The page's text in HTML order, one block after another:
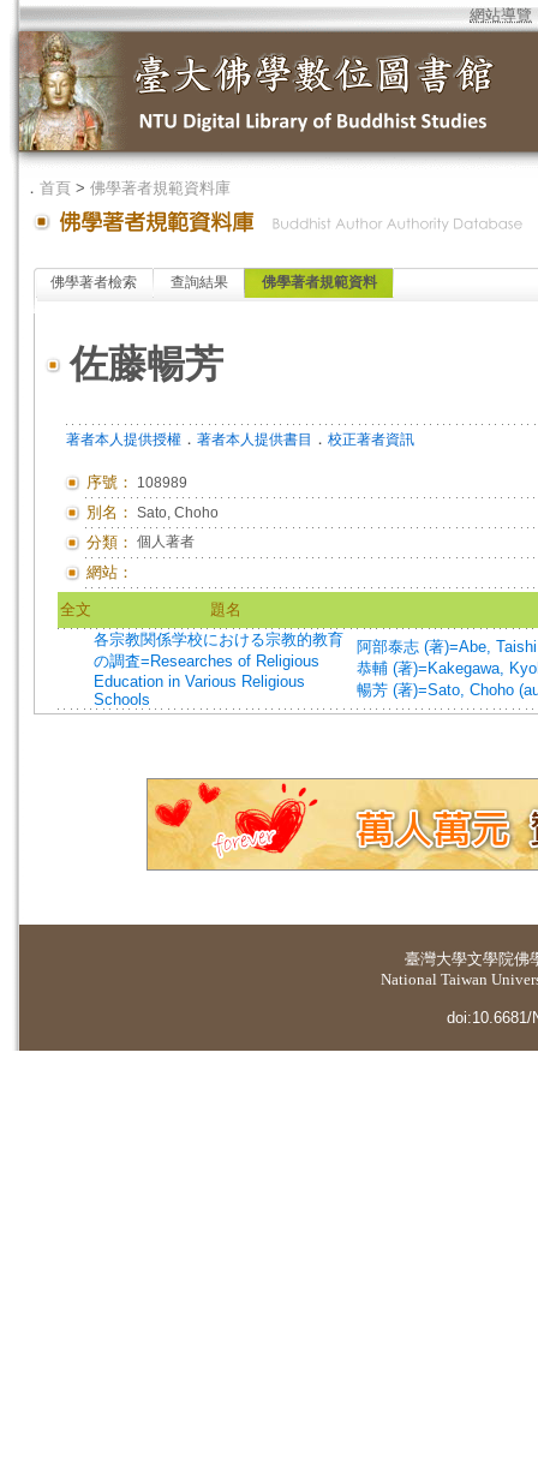
網站導覽
． 首頁 > 佛學著者規範資料庫
佛學著者檢索 查詢結果 佛學著者規範資料
佐藤暢芳
著者本人提供授權 ． 著者本人提供書目 ． 校正著者資訊
序號： 108989
別名： Sato, Choho
分類： 個人著者
網站：
全文
題名
各宗教関係学校における宗教的教育
の調査=Researches of Religious
Education in Various Religious
Schools
阿部泰志 (著)=Abe,
恭輔 (著)=Kakegawa,
暢芳 (著)=Sato, Choho
臺灣大學文學院佛
National Taiwan
doi:10.6681/